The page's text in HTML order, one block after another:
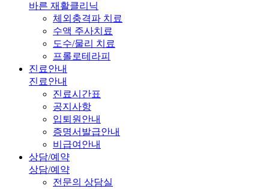
바른 재활클리닉
체외충격파 치료
수액 주사치료
도수/물리 치료
프롤로테라피
진료안내
진료안내
진료시간표
공지사항
입퇴원안내
증명서발급안내
비급여안내
상담/예약
상담/예약
전문의 상담실